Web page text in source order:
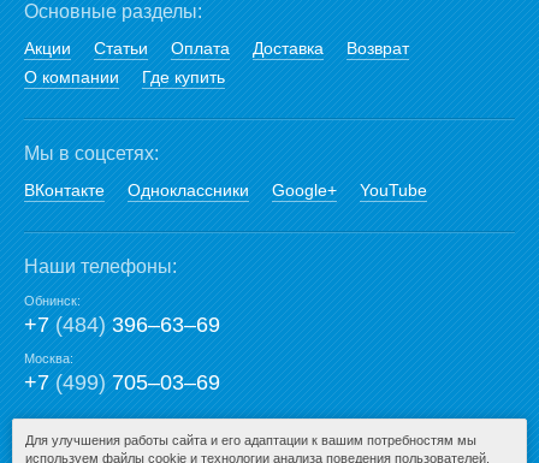
Основные разделы:
Акции Статьи Оплата Доставка
Возврат
О компании
Где купить
Мы в соцсетях:
ВКонтакте Одноклассники Google+ YouTube
Наши телефоны:
Обнинск:
+7(484)396‒63‒69
Москва:
+7(499)705‒03‒69
E-mail:
Для улучшения работы сайта и его адаптации к вашим потребностям мы
используем файлы cookie и технологии анализа поведения пользователей,